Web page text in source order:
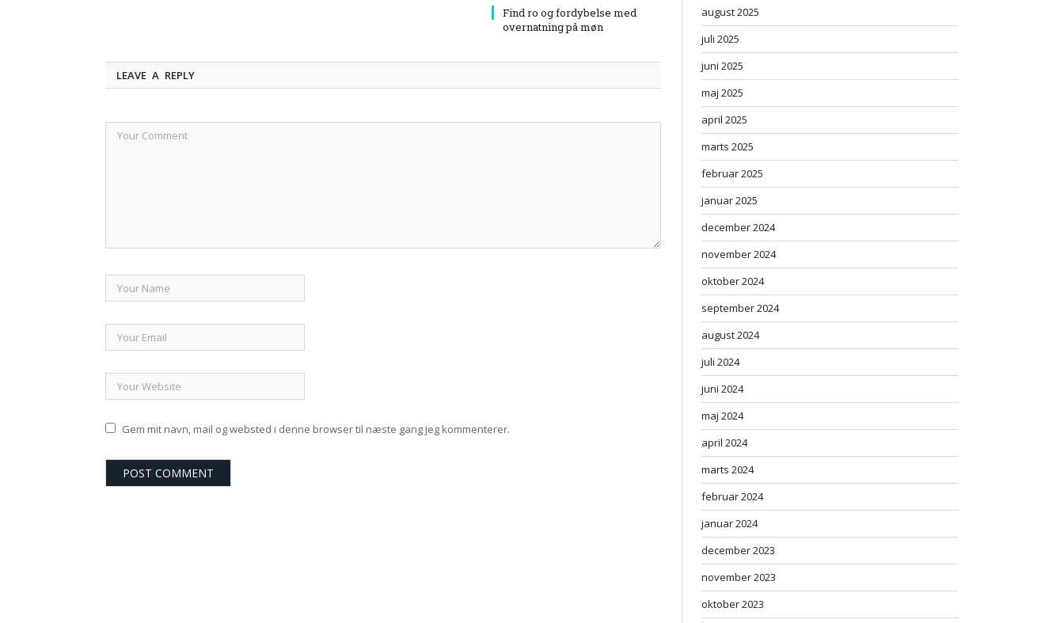
Find ro og fordybelse med
overnatning på møn
LEAVE A REPLY
Gem mit navn, mail og websted i denne browser til næste gang jeg kommenterer.
august 2025
juli 2025
juni 2025
maj 2025
april 2025
marts 2025
februar 2025
januar 2025
december 2024
november 2024
oktober 2024
september 2024
august 2024
juli 2024
juni 2024
maj 2024
april 2024
marts 2024
februar 2024
januar 2024
december 2023
november 2023
oktober 2023